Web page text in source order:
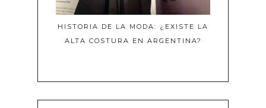
HISTORIA DE LA MODA: ¿EXISTE LA
ALTA COSTURA EN ARGENTINA?